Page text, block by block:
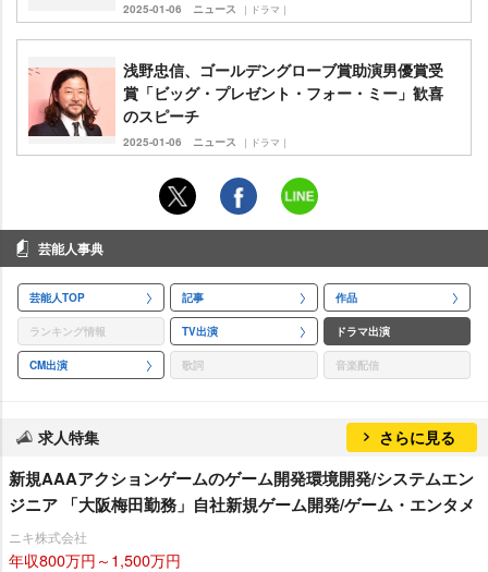
2025-01-06 ニュース ｜ドラマ｜
浅野忠信、ゴールデングローブ賞助演男優賞受
賞「ビッグ・プレゼント・フォー・ミー」歓喜
のスピーチ
2025-01-06 ニュース ｜ドラマ｜
芸能人事典
芸能人TOP 記事 作品
ランキング情報 TV出演 ドラマ出演
CM出演 歌詞 音楽配信
求人特集 さらに見る
新規AAAアクションゲームのゲーム開発環境開発/システムエン
ジニア 「大阪梅田勤務」自社新規ゲーム開発/ゲーム・エンタメ
ニキ株式会社
年収800万円～1,500万円